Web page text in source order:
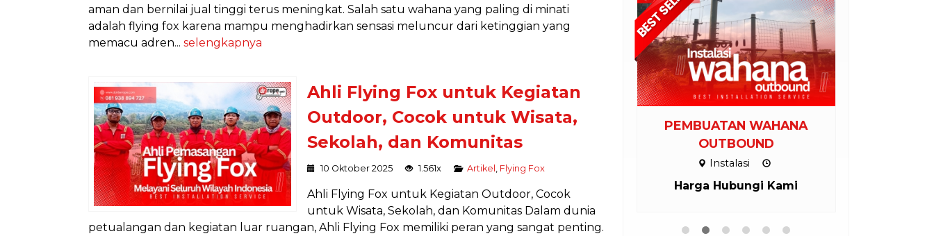
aman dan bernilai jual tinggi terus meningkat. Salah satu wahana yang paling di minati
adalah flying fox karena mampu menghadirkan sensasi meluncur dari ketinggian yang
memacu adren... selengkapnya
Ahli Flying Fox untuk Kegiatan
Outdoor, Cocok untuk Wisata,
Sekolah, dan Komunitas
10 Oktober 2025 1.561x Artikel Flying Fox
Ahli Flying Fox untuk Kegiatan Outdoor, Cocok
untuk Wisata, Sekolah, dan Komunitas Dalam dunia
petualangan dan kegiatan luar ruangan, Ahli Flying Fox memiliki peran yang sangat penting.
INSTALASI SEPEDA LAYANG
Instalasi
Harga Hubungi Kami
PEMBUATAN WAHANA
OUTBOUND
Instalasi
Harga Hubungi Kami